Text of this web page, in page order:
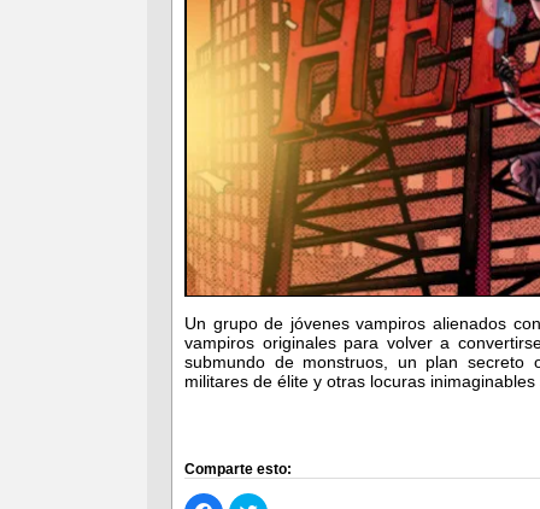
Un grupo de jóvenes vampiros alienados
vampiros originales para volver a
submundo de monstruos, un plan secreto
militares de élite y otras locuras
Comparte esto: